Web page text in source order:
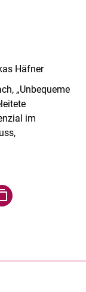
Häfner
„Unbequeme
im
teilen
über Facebook